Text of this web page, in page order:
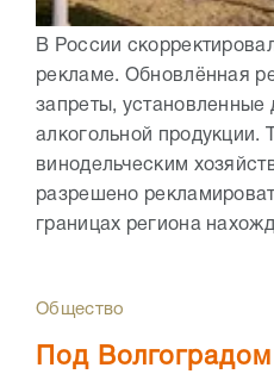
В России
рекламе. Обновлённая
запреты, установленные
алкогольной продукции.
винодельческим
разрешено
границах региона
Общество
Под